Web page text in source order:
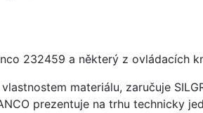
232459 a některý z ovládacích
materiálu, zaručuje
prezentuje na trhu technicky